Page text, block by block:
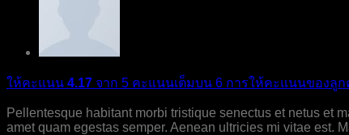
ให้คะแนน 4.17 จาก 5 คะแนนเต็มบน 6 การให้คะแนนของลูก
Pellentesque habitant morbi tristique senectus et netus et
amet quam egestas semper. Aenean ultricies mi vitae est.